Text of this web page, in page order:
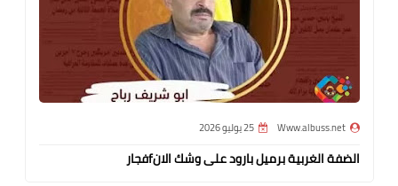
Www.albuss.net 25 يوليو 2026
الضفة الغربية برميل بارود على وشك الانfفجار